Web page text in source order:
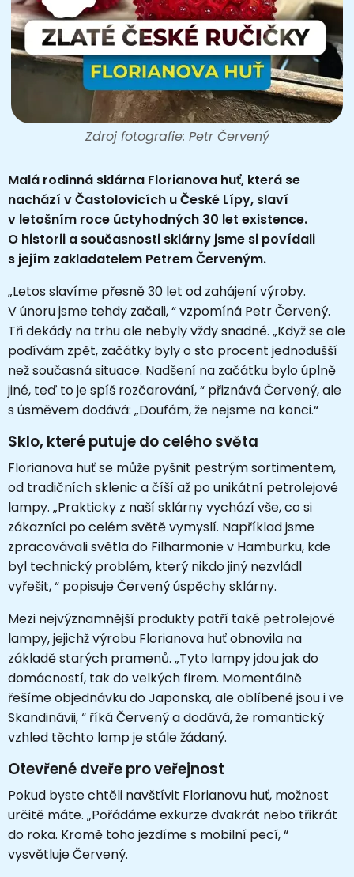
Zdroj fotografie: Petr Červený
Malá rodinná sklárna Florianova huť, která se
nachází v Častolovicích u České Lípy, slaví
v letošním roce úctyhodných 30 let existence.
O historii a současnosti sklárny jsme si povídali
s jejím zakladatelem Petrem Červeným.
„Letos slavíme přesně 30 let od zahájení výroby.
V únoru jsme tehdy začali, “ vzpomíná Petr Červený.
Tři dekády na trhu ale nebyly vždy snadné. „Když se ale
podívám zpět, začátky byly o sto procent jednodušší
než současná situace. Nadšení na začátku bylo úplně
jiné, teď to je spíš rozčarování, “ přiznává Červený, ale
s úsměvem dodává: „Doufám, že nejsme na konci.“
Sklo, které putuje do celého světa
Florianova huť se může pyšnit pestrým sortimentem,
od tradičních sklenic a číší až po unikátní petrolejové
lampy. „Prakticky z naší sklárny vychází vše, co si
zákazníci po celém světě vymyslí. Například jsme
zpracovávali světla do Filharmonie v Hamburku, kde
byl technický problém, který nikdo jiný nezvládl
vyřešit, “ popisuje Červený úspěchy sklárny.
Mezi nejvýznamnější produkty patří také petrolejové
lampy, jejichž výrobu Florianova huť obnovila na
základě starých pramenů. „Tyto lampy jdou jak do
domácností, tak do velkých firem. Momentálně
řešíme objednávku do Japonska, ale oblíbené jsou i ve
Skandinávii, “ říká Červený a dodává, že romantický
vzhled těchto lamp je stále žádaný.
Otevřené dveře pro veřejnost
Pokud byste chtěli navštívit Florianovu huť, možnost
určitě máte. „Pořádáme exkurze dvakrát nebo třikrát
do roka. Kromě toho jezdíme s mobilní pecí, “
vysvětluje Červený.